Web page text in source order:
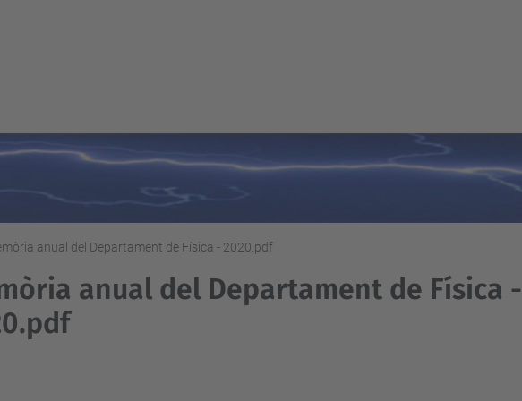
anual del Departament de Física - 2020.pdf
anual del Departament de Física -